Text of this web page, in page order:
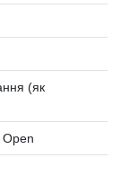
(як
Open